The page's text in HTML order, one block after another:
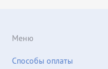
Меню
Способы оплаты